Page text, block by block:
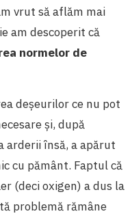
vrut să aflăm mai
am descoperit că
normelor de
deșeurilor ce nu pot
și, după
arderii însă, a apărut
cu pământ. Faptul că
(deci oxigen) a dus la
problemă rămâne